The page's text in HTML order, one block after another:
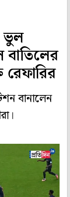
ভুল
রেফারির
বানালেন